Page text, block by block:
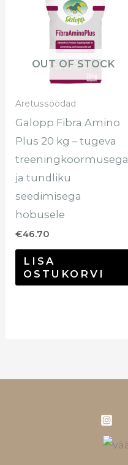
OUT OF STOCK
Aretussöödad
Galopp Fibra Amino
Plus 20 kg – tugeva
treeningkoormusega
ja tundliku
seedimisega
hobusele
€46.70
LISA
OSTUKORVI